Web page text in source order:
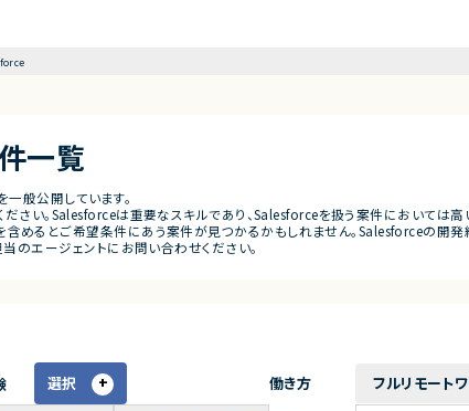
一覧
一般公開しています。
さい。Salesforceは重要なスキルであり、Salesforceを扱う案件においては
めるとご希望条件にあう案件が見つかるかもしれません。Salesforceの開発
のエージェントにお問い合わせください。
選択
働き方 フルリモート